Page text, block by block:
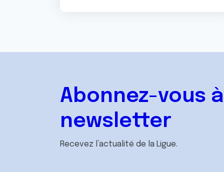
Abonnez-vous
newsletter
Recevez l’actualité de la Ligue.